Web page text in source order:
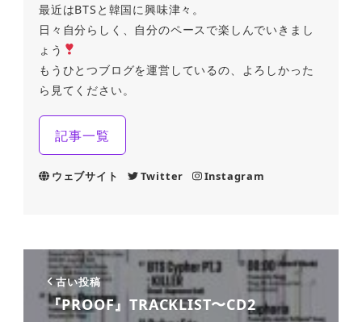
最近はBTSと韓国に興味津々。
日々自分らしく、自分のペースで楽しんでいきまし
ょう
もうひとつブログを運営しているの、よろしかった
ら見てください。
記事一覧
ウェブサイト Twitter Instagram
古い投稿
『PROOF』TRACKLIST〜CD2